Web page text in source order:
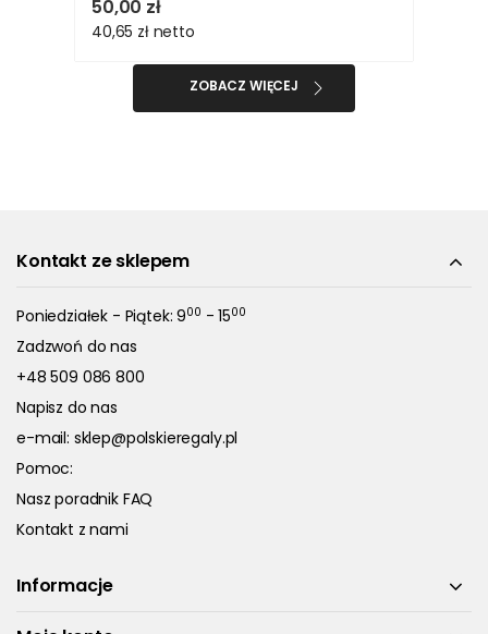
50,00 zł
40,65 zł netto
ZOBACZ WIĘCEJ
Kontakt ze sklepem
Poniedziałek - Piątek: 900 - 1500
Zadzwoń do nas
+48 509 086 800
Napisz do nas
e-mail: sklep@polskieregaly.pl
Pomoc:
Nasz poradnik FAQ
Kontakt z nami
Informacje